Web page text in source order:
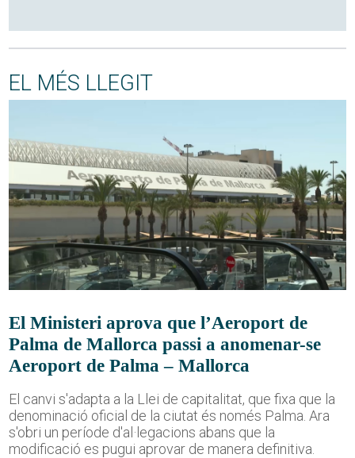
EL MÉS LLEGIT
El Ministeri aprova que l’Aeroport de
Palma de Mallorca passi a anomenar-se
Aeroport de Palma – Mallorca
El canvi s'adapta a la Llei de capitalitat, que fixa que la
denominació oficial de la ciutat és només Palma. Ara
s'obri un període d'al·legacions abans que la
modificació es pugui aprovar de manera definitiva.